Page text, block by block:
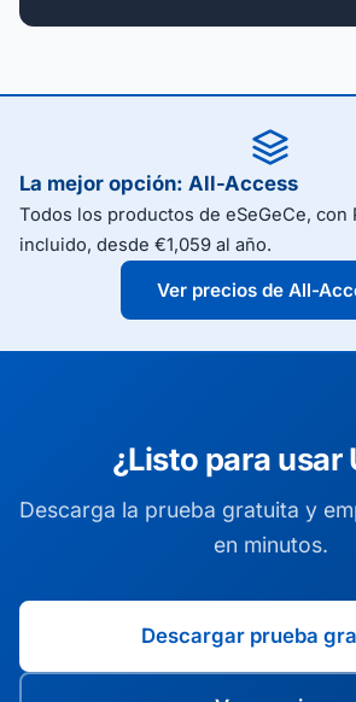
La mejor opción: All-Access
Todos los productos de eSeGeCe, con
incluido, desde €1,059 al año.
Ver precios de All-
¿Listo para usar
Descarga la prueba gratuita y
en minutos.
Descargar prueba